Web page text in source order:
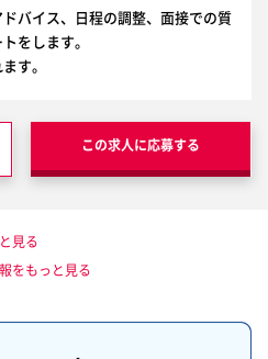
バイス、日程の調整、面接での質
をします。
す。
この求人に応募する
見る
をもっと見る